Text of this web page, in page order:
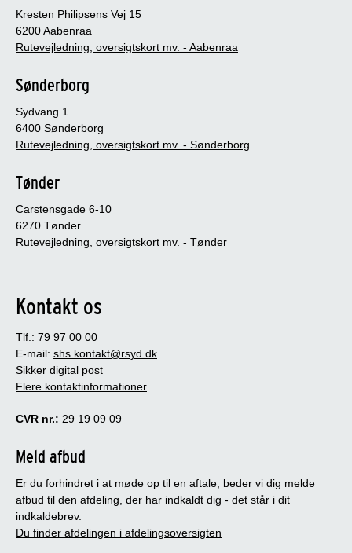
Kresten Philipsens Vej 15
6200 Aabenraa
Rutevejledning, oversigtskort mv. - Aabenraa
Sønderborg
Sydvang 1
6400 Sønderborg
Rutevejledning, oversigtskort mv. - Sønderborg
Tønder
Carstensgade 6-10
6270 Tønder
Rutevejledning, oversigtskort mv. - Tønder
Kontakt os
Tlf.: 79 97 00 00
E-mail: shs.kontakt@rsyd.dk
Sikker digital post
Flere kontaktinformationer
CVR nr.: 29 19 09 09
Meld afbud
Er du forhindret i at møde op til en aftale, beder vi dig melde
afbud til den afdeling, der har indkaldt dig - det står i dit
indkaldebrev.
Du finder afdelingen i afdelingsoversigten